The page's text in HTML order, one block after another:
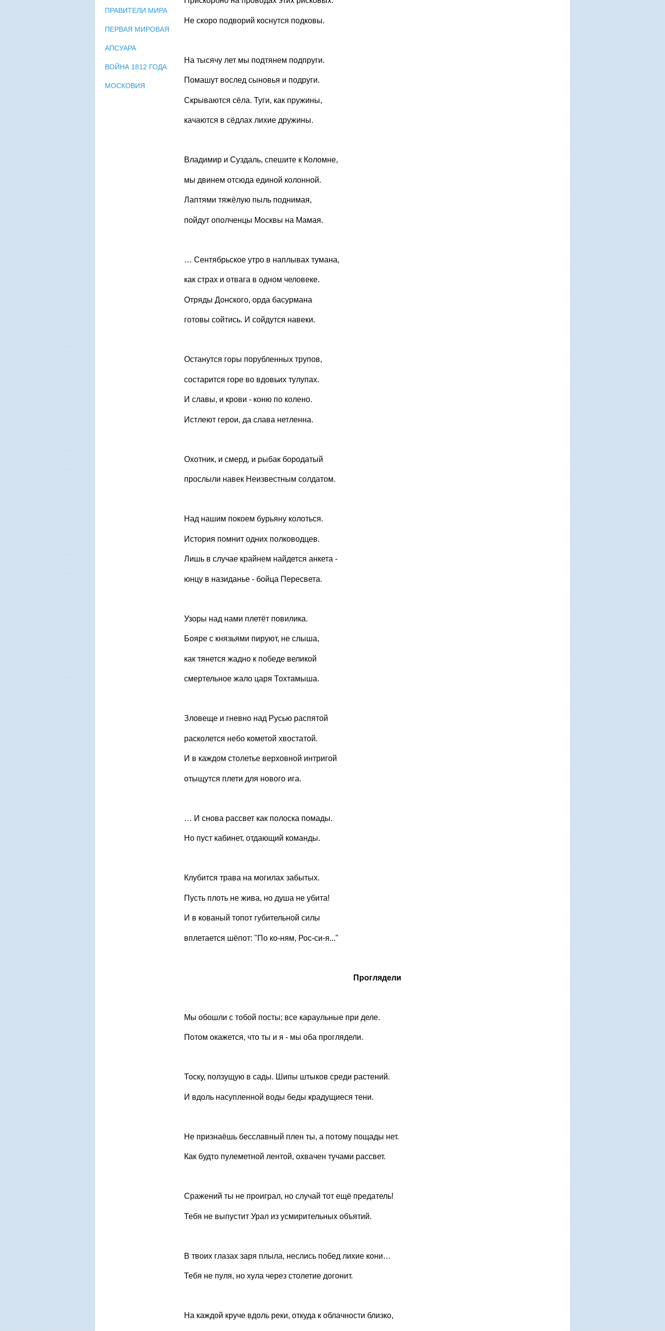
Не скоро подворий коснутся подковы.
На тысячу лет мы подтянем подпруги.
Помашут вослед сыновья и подруги.
Скрываются сёла. Туги, как пружины,
качаются в сёдлах лихие дружины.
Владимир и Суздаль, спешите к Коломне,
мы двинем отсюда единой колонной.
Лаптями тяжёлую пыль поднимая,
пойдут ополченцы Москвы на Мамая.
… Сентябрьское утро в наплывах тумана,
как страх и отвага в одном человеке.
Отряды Донского, орда басурмана
готовы сойтись. И сойдутся навеки.
Останутся горы порубленных трупов,
состарится горе во вдовьих тулупах.
И славы, и крови - коню по колено.
Истлеют герои, да слава нетленна.
Охотник, и смерд, и рыбак бородатый
прослыли навек Неизвестным солдатом.
Над нашим покоем бурьяну колоться.
История помнит одних полководцев.
Лишь в случае крайнем найдется анкета -
юнцу в назиданье - бойца Пересвета.
Узоры над нами плетёт повилика.
Бояре с князьями пируют, не слыша,
как тянется жадно к победе великой
смертельное жало царя Тохтамыша.
Зловеще и гневно над Русью распятой
расколется небо кометой хвостатой.
И в каждом столетье верховной интригой
отыщутся плети для нового ига.
… И снова рассвет как полоска помады.
Но пуст кабинет, отдающий команды.
Клубится трава на могилах забытых.
Пусть плоть не жива, но душа не убита!
И в кованый топот губительной силы
вплетается шёпот: "По ко-ням, Рос-си-я..."
Проглядели
Мы обошли с тобой посты; все караульные при деле.
Потом окажется, что ты и я - мы оба проглядели.
Тоску, ползущую в сады. Шипы штыков среди растений.
И вдоль насупленной воды беды крадущиеся тени.
Не признаёшь бесславный плен ты, а потому пощады нет.
Как будто пулеметной лентой, охвачен тучами рассвет.
Сражений ты не проиграл, но случай тот ещё предатель!
Тебя не выпустит Урал из усмирительных объятий.
В твоих глазах заря плыла, неслись побед лихие кони…
Тебя не пуля, но хула через столетие догонит.
На каждой круче вдоль реки, откуда к облачности близко,
ПРАВИТЕЛИ МИРА
ПЕРВАЯ МИРОВАЯ
АПСУАРА
ВОЙНА 1812 ГОДА
МОСКОВИЯ